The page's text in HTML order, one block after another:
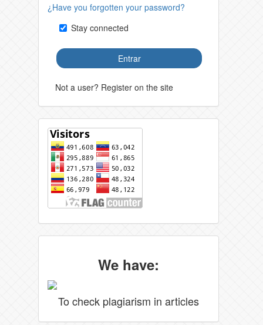
¿Have you forgotten your password?
Stay connected
Entrar
Not a user? Register on the site
We have:
To check plagiarism in articles